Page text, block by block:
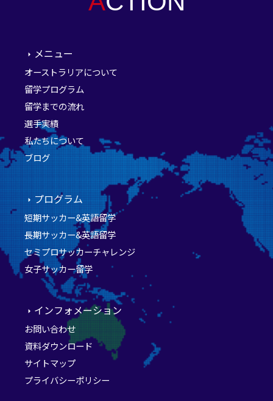
メニュー
オーストラリアについて
留学プログラム
留学までの流れ
選手実績
私たちについて
ブログ
プログラム
短期サッカー&英語留学
長期サッカー&英語留学
セミプロサッカーチャレンジ
女子サッカー留学
インフォメーション
お問い合わせ
資料ダウンロード
サイトマップ
プライバシーポリシー